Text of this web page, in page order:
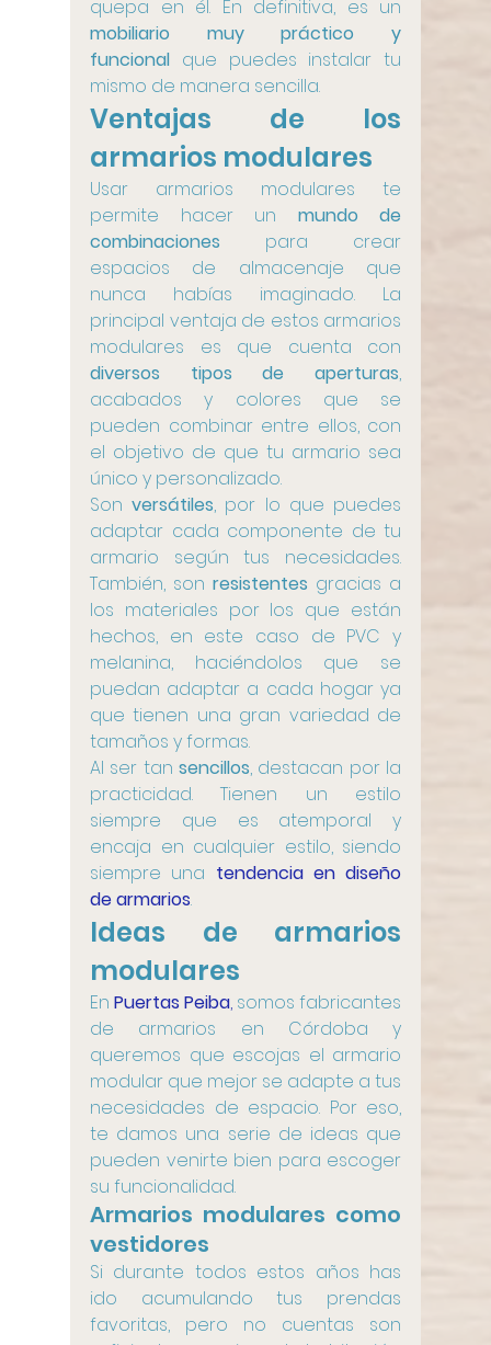
mobiliario muy práctico y
funcional que puedes instalar tu
mismo de manera sencilla.
Ventajas de los
armarios modulares
Usar armarios modulares te
permite hacer un mundo de
combinaciones para crear
espacios de almacenaje que
nunca habías imaginado. La
principal ventaja de estos armarios
diversos tipos de aperturas,
acabados y colores que se
pueden combinar entre ellos, con
el objetivo de que tu armario sea
único y personalizado.
Son versátiles, por lo que puedes
adaptar cada componente de tu
armario según tus necesidades.
También, son resistentes gracias a
los materiales por los que están
hechos, en este caso de PVC y
melanina, haciéndolos que se
puedan adaptar a cada hogar ya
que tienen una gran variedad de
tamaños y formas.
Al ser tan sencillos, destacan por la
practicidad. Tienen un estilo
siempre que es atemporal y
encaja en cualquier estilo, siendo
siempre una tendencia en diseño
de armarios.
Ideas de armarios
modulares
En Puertas Peiba, somos fabricantes
de armarios en Córdoba y
queremos que escojas el armario
modular que mejor se adapte a tus
necesidades de espacio. Por eso,
te damos una serie de ideas que
pueden venirte bien para escoger
su funcionalidad.
Armarios modulares como
vestidores
Si durante todos estos años has
ido acumulando tus prendas
favoritas, pero no cuentas son